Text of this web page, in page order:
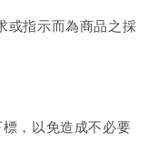
或指示而為商品之採
，以免造成不必要